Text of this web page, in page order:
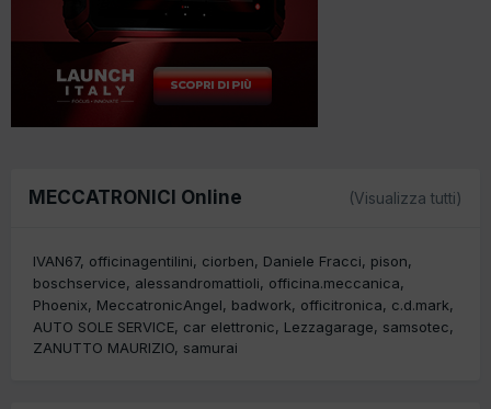
MECCATRONICI Online (Visualizza tutti)
IVAN67 officinagentilini ciorben Daniele Fracci
pison
boschservice
alessandromattioli
officina.meccanica
Phoenix
MeccatronicAngel badwork officitronica
c.d.mark
AUTO SOLE SERVICE car elettronic Lezzagarage
samsotec
ZANUTTO MAURIZIO samurai